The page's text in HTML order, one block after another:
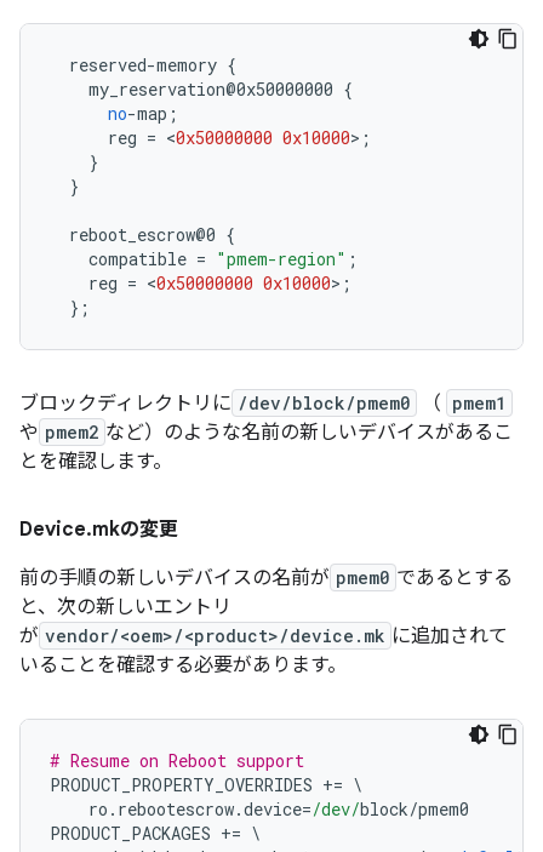
reserved-memory {
my_reservation@0x50000000 {
no-map ;
reg = <0x50000000 0x10000>;
}
}
reboot_escrow@0 {
compatible = "pmem-region" ;
reg = <0x50000000 0x10000>;
};
ブロックディレクトリに /dev/block/pmem0 （ pmem1
や pmem2 など）のような名前の新しいデバイスがあるこ
とを確認します。
Device.mkの変更
前の手順の新しいデバイスの名前が pmem0 であるとする
と、次の新しいエントリ
が vendor/<oem>/<product>/device.mk に追加されて
いることを確認する必要があります。
# Resume on Reboot support
PRODUCT_PROPERTY_OVERRIDES += \
ro . rebootescrow.device=/dev/block/pmem0
PRODUCT_PACKAGES += \